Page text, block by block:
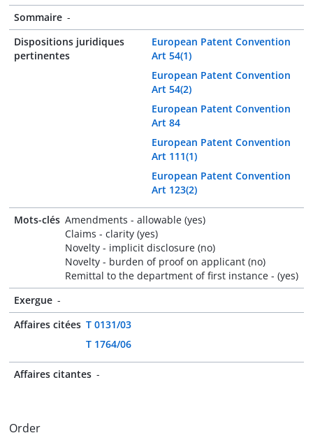
Sommaire -
Dispositions juridiques
pertinentes
European Patent Convention
Art 54(1)
European Patent Convention
Art 54(2)
European Patent Convention
Art 84
European Patent Convention
Art 111(1)
European Patent Convention
Art 123(2)
Mots-clés Amendments - allowable (yes)
Claims - clarity (yes)
Novelty - implicit disclosure (no)
Novelty - burden of proof on applicant (no)
Remittal to the department of first instance - (yes)
Exergue -
Affaires citées T 0131/03
T 1764/06
Affaires citantes -
Order